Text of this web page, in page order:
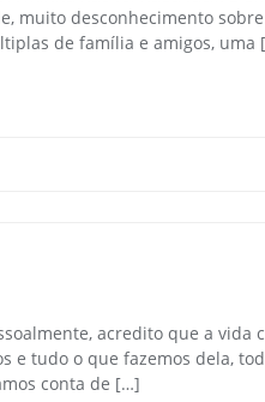
muito desconhecimento
de família e amigos, uma
acredito que a vida
e tudo o que fazemos dela,
conta de […]